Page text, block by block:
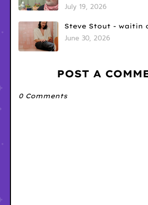
July 19, 2026
Steve Stout - waitin
June 30, 2026
POST A
0 Comments